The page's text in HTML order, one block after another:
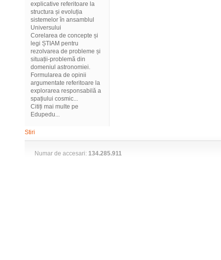
explicative referitoare la
structura și evoluția
sistemelor în ansamblul
Universului
Corelarea de concepte și
legi ȘTIAM pentru
rezolvarea de probleme și
situații-problemă din
domeniul astronomiei.
Formularea de opinii
argumentate referitoare la
explorarea responsabilă a
spațiului cosmic...
Citiți mai multe pe
Edupedu...
Stiri
Numar de accesari: 134.285.911